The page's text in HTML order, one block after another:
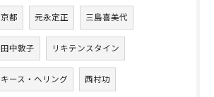
京都 元永定正 三島喜美代
田中敦子 リキテンスタイン
キース・ヘリング 西村功